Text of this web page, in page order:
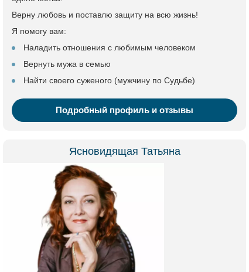
Верну любовь и поставлю защиту на всю жизнь!
Я помогу вам:
Наладить отношения с любимым человеком
Вернуть мужа в семью
Найти своего суженого (мужчину по Судьбе)
Подробный профиль и отзывы
Ясновидящая Татьяна